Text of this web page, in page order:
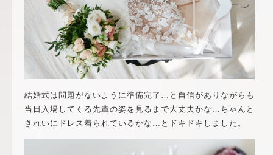
結婚式は問題がないように準備完了…と自信がありながらも
当日入場してくる先輩の姿を見るまで大丈夫かな…ちゃんと
きれいにドレス着られているかな…とドキドキしました。